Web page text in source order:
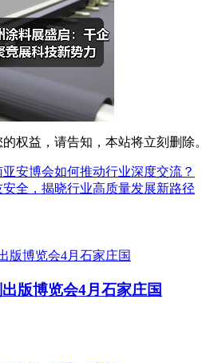
权益，请告知，本站将立刻删除。
安博会如何推动行业深度交流？
全，揭晓行业高质量发展新路径
版博览会4月石家庄国